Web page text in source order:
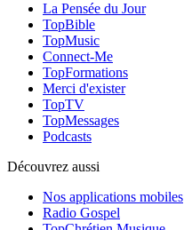
La Pensée du Jour
TopBible
TopMusic
Connect-Me
TopFormations
Merci d'exister
TopTV
TopMessages
Podcasts
Découvrez aussi
Nos applications mobiles
Radio Gospel